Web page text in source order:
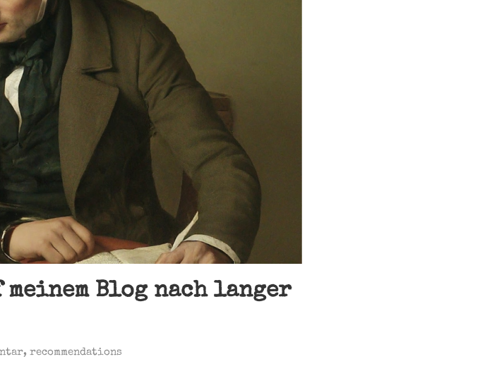
Blog nach langer
, recommendations